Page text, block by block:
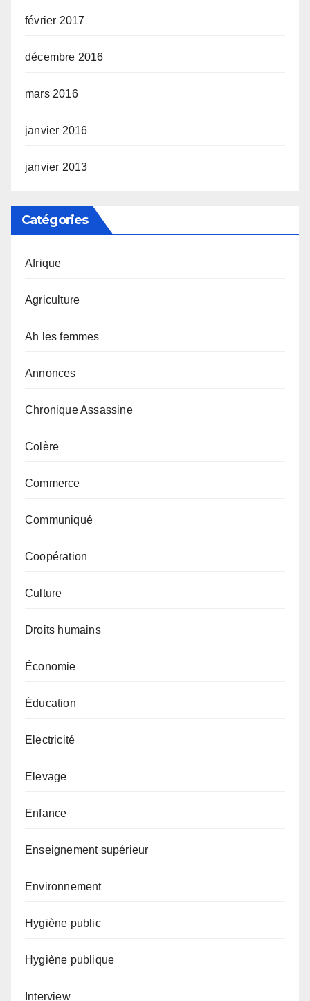
février 2017
décembre 2016
mars 2016
janvier 2016
janvier 2013
Catégories
Afrique
Agriculture
Ah les femmes
Annonces
Chronique Assassine
Colère
Commerce
Communiqué
Coopération
Culture
Droits humains
Économie
Éducation
Electricité
Elevage
Enfance
Enseignement supérieur
Environnement
Hygiène public
Hygiène publique
Interview